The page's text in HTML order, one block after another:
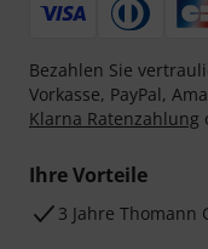
Bezahlen Sie
Vorkasse, PayPal,
Klarna Ratenzahlung
Ihre Vorteile
3 Jahre Thomann